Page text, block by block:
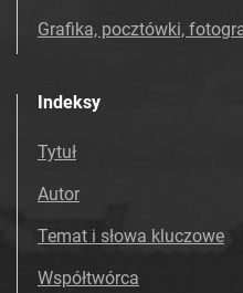
Grafika, pocztówki,
Indeksy
Tytuł
Autor
Temat i słowa kluczowe
Współtwórca